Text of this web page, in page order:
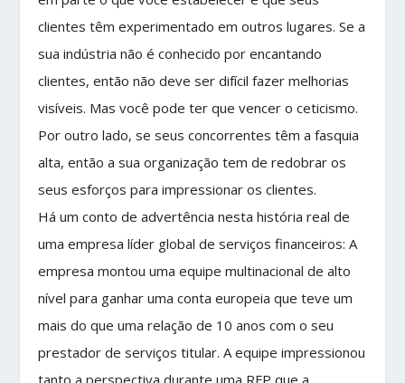
clientes têm experimentado em outros lugares. Se a
sua indústria não é conhecido por encantando
clientes, então não deve ser difícil fazer melhorias
visíveis. Mas você pode ter que vencer o ceticismo.
Por outro lado, se seus concorrentes têm a fasquia
alta, então a sua organização tem de redobrar os
seus esforços para impressionar os clientes.
Há um conto de advertência nesta história real de
uma empresa líder global de serviços financeiros: A
empresa montou uma equipe multinacional de alto
nível para ganhar uma conta europeia que teve um
mais do que uma relação de 10 anos com o seu
prestador de serviços titular. A equipe impressionou
tanto a perspectiva durante uma RFP que a